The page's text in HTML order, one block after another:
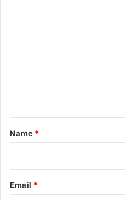
*
Name *
Email *